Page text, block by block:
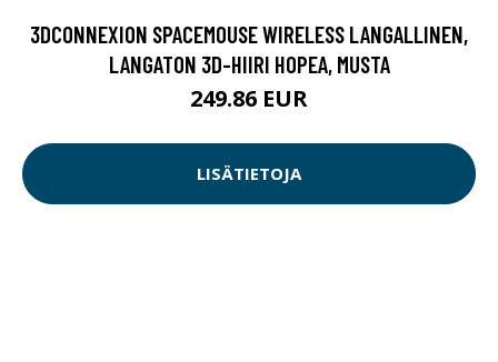
3DCONNEXION SPACEMOUSE WIRELESS LANGALLINEN,
LANGATON 3D-HIIRI HOPEA, MUSTA
249.86 EUR
LISÄTIETOJA